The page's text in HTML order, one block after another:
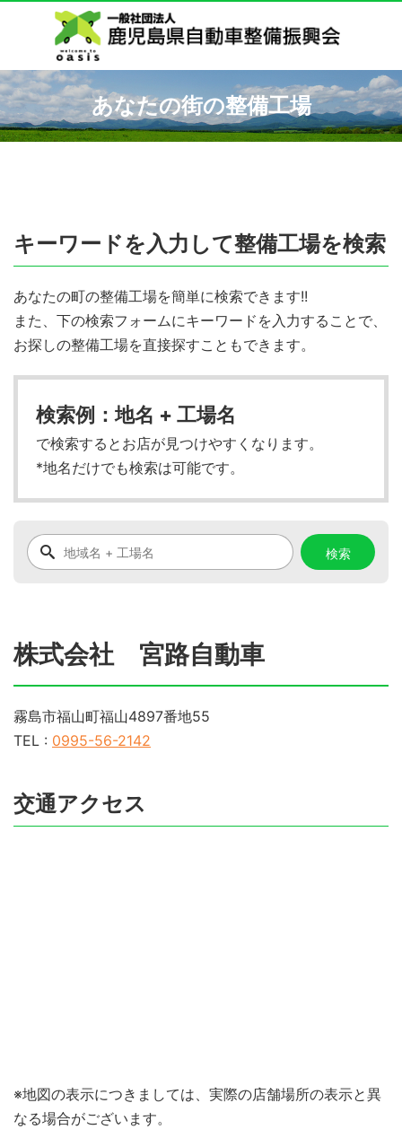
あなたの街の整備工場
キーワードを入力して整備工場を検索
あなたの町の整備工場を簡単に検索できます!!
また、下の検索フォームにキーワードを入力することで、
お探しの整備工場を直接探すこともできます。
検索例：地名 + 工場名
で検索するとお店が見つけやすくなります。
*地名だけでも検索は可能です。
株式会社 宮路自動車
霧島市福山町福山4897番地55
TEL : 0995-56-2142
交通アクセス
※地図の表示につきましては、実際の店舗場所の表示と異
なる場合がございます。